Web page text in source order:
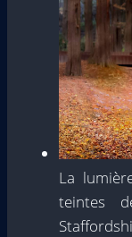
La
teintes